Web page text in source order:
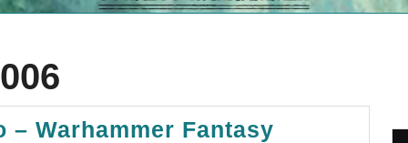
Warhammer Fantasy